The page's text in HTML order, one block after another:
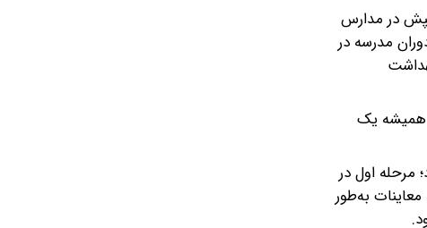
در مدارس
مدرسه در
همیشه یک
مرحله اول در
به‌طور